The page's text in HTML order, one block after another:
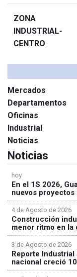
Mercados
Departamentos
Oficinas
Industrial
Noticias
ZONA
INDUSTRIAL-
CENTRO
Noticias
hoy
En el 1S 2026,
nuevos
4 de Agosto de 2026
Construcción
menor ritmo en la
3 de Agosto de 2026
Reporte
nacional creció